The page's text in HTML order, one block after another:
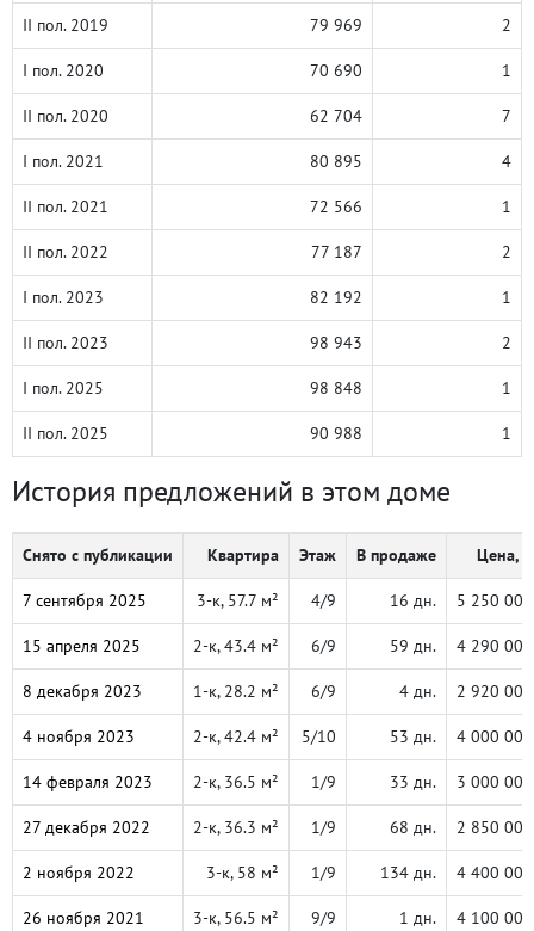
II пол. 2019 79 969 2
I пол. 2020 70 690 1
II пол. 2020 62 704 7
I пол. 2021 80 895 4
II пол. 2021 72 566 1
II пол. 2022 77 187 2
I пол. 2023 82 192 1
II пол. 2023 98 943 2
I пол. 2025 98 848 1
II пол. 2025 90 988 1
История предложений в этом доме
Снято с публикации Квартира Этаж В продаже Цена, ₽
7 сентября 2025 3-к, 57.7 м² 4/9 16 дн. 5 250 000
15 апреля 2025 2-к, 43.4 м² 6/9 59 дн. 4 290 000
8 декабря 2023 1-к, 28.2 м² 6/9 4 дн. 2 920 000
4 ноября 2023 2-к, 42.4 м² 5/10 53 дн. 4 000 000
14 февраля 2023 2-к, 36.5 м² 1/9 33 дн. 3 000 000
27 декабря 2022 2-к, 36.3 м² 1/9 68 дн. 2 850 000
2 ноября 2022 3-к, 58 м² 1/9 134 дн. 4 400 000
26 ноября 2021 3-к, 56.5 м² 9/9 1 дн. 4 100 000